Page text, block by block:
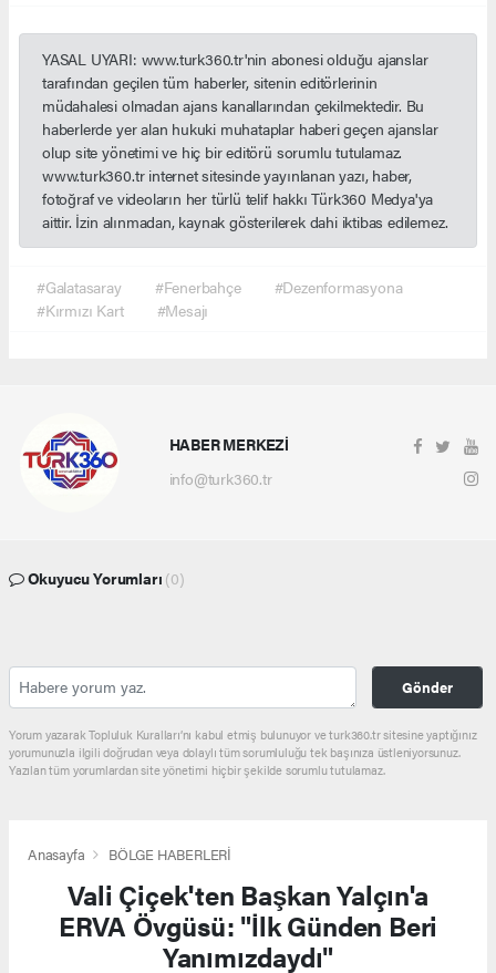
YASAL UYARI: www.turk360.tr'nin abonesi olduğu ajanslar
tarafından geçilen tüm haberler, sitenin editörlerinin
müdahalesi olmadan ajans kanallarından çekilmektedir. Bu
haberlerde yer alan hukuki muhataplar haberi geçen ajanslar
olup site yönetimi ve hiç bir editörü sorumlu tutulamaz.
www.turk360.tr internet sitesinde yayınlanan yazı, haber,
fotoğraf ve videoların her türlü telif hakkı Türk360 Medya'ya
aittir. İzin alınmadan, kaynak gösterilerek dahi iktibas edilemez.
#Galatasaray #Fenerbahçe
#Dezenformasyona
#Kırmızı Kart
#Mesajı
HABER MERKEZİ
info@turk360.tr
Okuyucu Yorumları (0)
Gönder
Yorum yazarak Topluluk Kuralları’nı kabul etmiş bulunuyor ve turk360.tr sitesine yaptığınız
yorumunuzla ilgili doğrudan veya dolaylı tüm sorumluluğu tek başınıza üstleniyorsunuz.
Yazılan tüm yorumlardan site yönetimi hiçbir şekilde sorumlu tutulamaz.
Anasayfa BÖLGE HABERLERİ
Vali Çiçek'ten Başkan Yalçın'a
ERVA Övgüsü: "İlk Günden Beri
Yanımızdaydı"